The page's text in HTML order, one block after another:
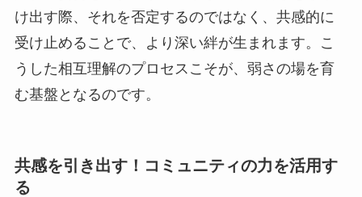
け出す際、それを否定するのではなく、共感的に
受け止めることで、より深い絆が生まれます。こ
うした相互理解のプロセスこそが、弱さの場を育
む基盤となるのです。
共感を引き出す！コミュニティの力を活用す
る